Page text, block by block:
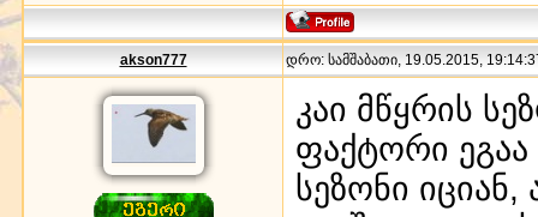
akson777 დრო: სამშაბათი, 19.05.2015,
კაი მწყრის
ფაქტორი
სეზონი